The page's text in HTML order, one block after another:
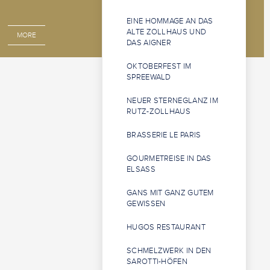
EINE HOMMAGE AN DAS
ALTE ZOLLHAUS UND
DAS AIGNER
OKTOBERFEST IM
SPREEWALD
NEUER STERNEGLANZ IM
RUTZ-ZOLLHAUS
BRASSERIE LE PARIS
GOURMETREISE IN DAS
ELSASS
GANS MIT GANZ GUTEM
GEWISSEN
HUGOS RESTAURANT
SCHMELZWERK IN DEN
SAROTTI-HÖFEN
MORE MORE